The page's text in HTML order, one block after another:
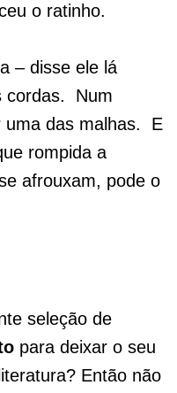
o ratinho.
– disse ele lá
cordas. Num
uma das malhas. E
rompida a
afrouxam, pode o
seleção de
para deixar o seu
Então não